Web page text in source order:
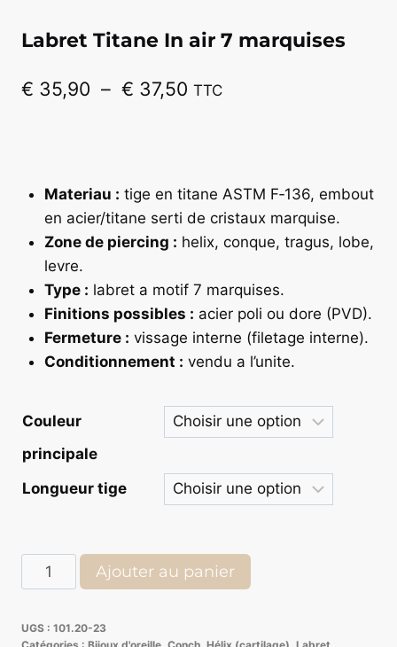
Labret Titane In air 7 marquises
€ 35,90 – € 37,50 Plage
à
€ 37,50
TTC
Materiau : tige en titane ASTM F‑136, embout
en acier/titane serti de cristaux marquise.
Zone de piercing : helix, conque, tragus, lobe,
levre.
Type : labret a motif 7 marquises.
Finitions possibles : acier poli ou dore (PVD).
Fermeture : vissage interne (filetage interne).
Conditionnement : vendu a l’unite.
Couleur
principale
Longueur tige
quantité
de
Titane
Ajouter au panier
UGS : 101.20-23